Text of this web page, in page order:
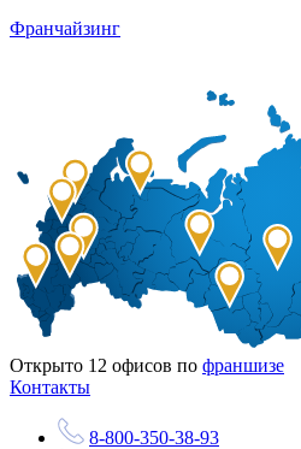
Франчайзинг
Открыто 12 офисов по франшизе
Контакты
8-800-350-38-93